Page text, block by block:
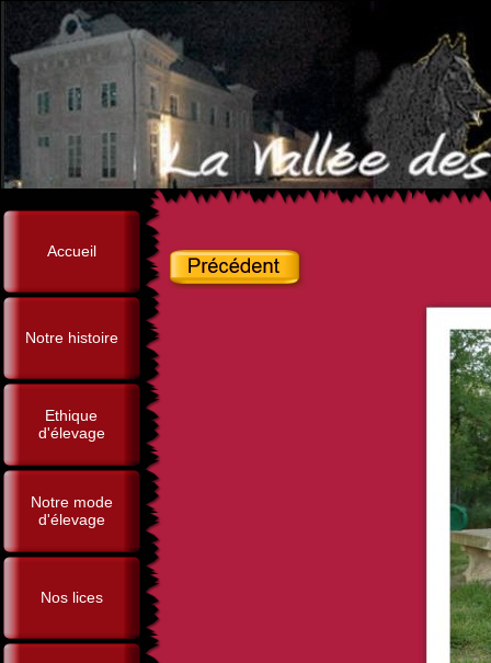
Accueil
Notre histoire
Ethique
d'élevage
Notre mode
d'élevage
Nos lices